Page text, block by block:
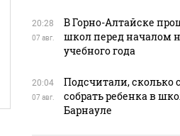
20:28
07 авг.
В Горно-Алтайске
школ перед началом
учебного года
20:04
07 авг.
Подсчитали, сколько
собрать ребенка в
Барнауле